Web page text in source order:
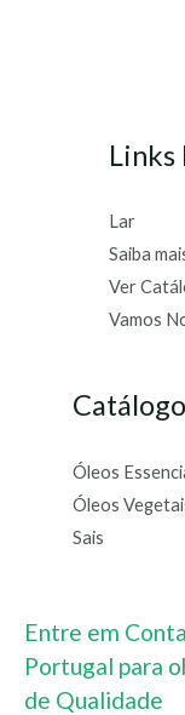
Links
Lar
Saiba
Ver
Vamos
Catálogo
Óleos
Óleos
Sais
Entre em
Portugal para
de Qualidade